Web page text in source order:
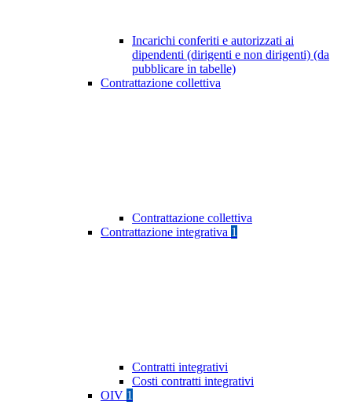
Incarichi conferiti e autorizzati ai
dipendenti (dirigenti e non dirigenti) (da
pubblicare in tabelle)
Contrattazione collettiva
Contrattazione collettiva
Contrattazione integrativa 1
Contratti integrativi
Costi contratti integrativi
OIV 1